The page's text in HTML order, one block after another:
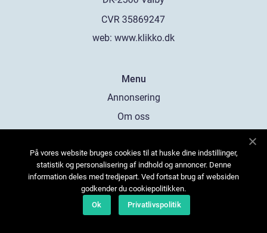
web: www.klikko.dk
Menu
Annonsering
Om oss
Kontakta oss
Sitemap
På vores website bruges cookies til at huske dine indstillinger,
statistik og personalisering af indhold og annoncer. Denne
information deles med tredjepart. Ved fortsat brug af websiden
godkender du cookiepolitikken.
Ok
Privatlivspolitik